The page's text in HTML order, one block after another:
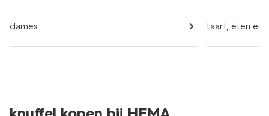
dames taart, eten en